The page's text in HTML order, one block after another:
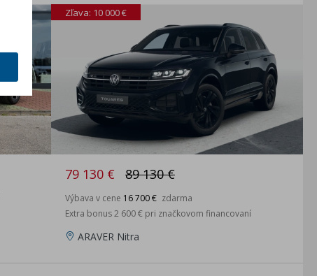
Zľava: 10 000 €
79 130 € 89 130 €
Výbava v cene 16 700 € zdarma
Extra bonus 2 600 € pri značkovom financovaní
ARAVER Nitra